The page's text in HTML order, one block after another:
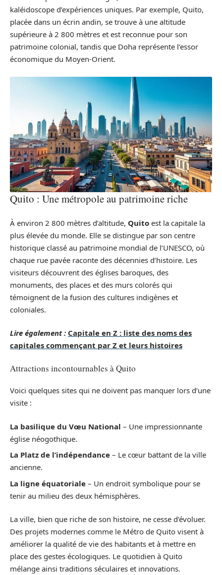
kaléidoscope d’expériences uniques. Par exemple, Quito,
placée dans un écrin andin, se trouve à une altitude
supérieure à 2 800 mètres et est reconnue pour son
patrimoine colonial, tandis que Doha représente l’essor
économique du Moyen-Orient.
Quito : Une métropole au patrimoine riche
À environ 2 800 mètres d’altitude, Quito est la capitale la
plus élevée du monde. Elle se distingue par son centre
historique classé au patrimoine mondial de l’UNESCO, où
chaque rue pavée raconte des décennies d’histoire. Les
visiteurs découvrent des églises baroques, des
monuments, des places et des murs colorés qui
témoignent de la fusion des cultures indigènes et
coloniales.
Lire également : Capitale en Z : liste des noms des
capitales commençant par Z et leurs histoires
Attractions incontournables à Quito
Voici quelques sites qui ne doivent pas manquer lors d’une
visite :
La basilique du Vœu National – Une impressionnante
église néogothique.
La Platz de l’indépendance – Le cœur battant de la ville
ancienne.
La ligne équatoriale – Un endroit symbolique pour se
tenir au milieu des deux hémisphères.
La ville, bien que riche de son histoire, ne cesse d’évoluer.
Des projets modernes comme le Métro de Quito visent à
améliorer la qualité de vie des habitants et à mettre en
place des gestes écologiques. Le quotidien à Quito
mélange ainsi traditions séculaires et innovations.